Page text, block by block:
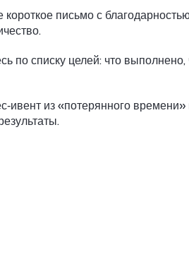
короткое письмо с
по списку целей: что
из «потерянного